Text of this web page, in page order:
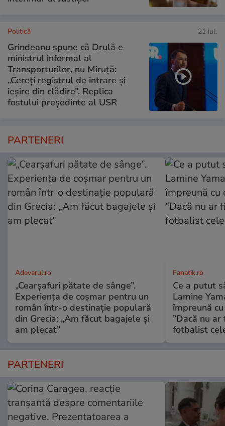
Politică 21 iul.
Grindeanu spune că Drulă e
ministrul informal al
Transporturilor, nu Miruță:
„Cereți registrul de intrare și
ieșire din clădire”. Replica
fostului președinte al USR
PARTENERI
Adevarul.ro
„Cearșafuri pătate de sânge”.
Experiența de coșmar pentru un
român într-o destinație populară
din Grecia: „Am făcut bagajele și
am plecat”
Fanatik.ro
Ce a putut
Lamine
împreună
”Dacă nu
fotbalist
PARTENERI